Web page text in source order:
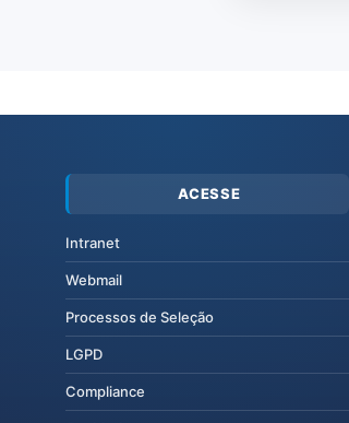
ACESSE
Intranet
Webmail
Processos de Seleção
LGPD
Compliance